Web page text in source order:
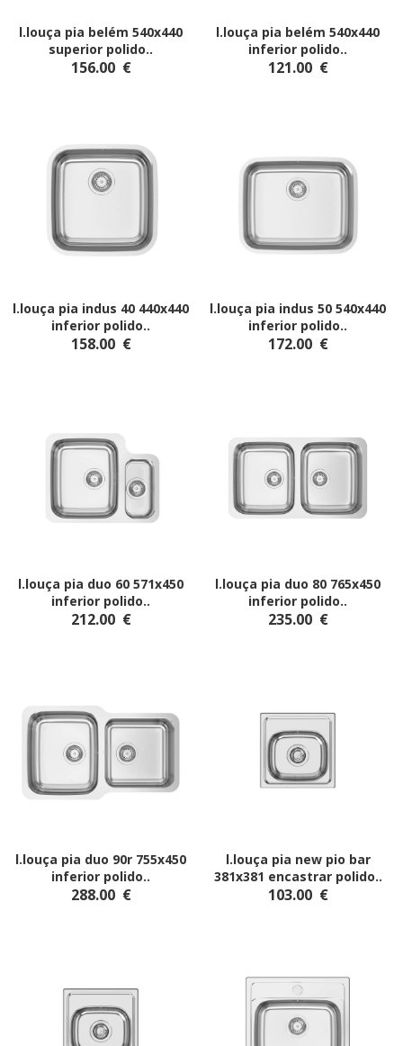
l.louça pia belém 540x440
superior polido..
156.00 €
l.louça pia belém 540x440
inferior polido..
121.00 €
l.louça pia indus 40 440x440
inferior polido..
158.00 €
l.louça pia indus 50 540x440
inferior polido..
172.00 €
l.louça pia duo 60 571x450
inferior polido..
212.00 €
l.louça pia duo 80 765x450
inferior polido..
235.00 €
l.louça pia duo 90r 755x450
inferior polido..
288.00 €
l.louça pia new pio bar
381x381 encastrar polido..
103.00 €